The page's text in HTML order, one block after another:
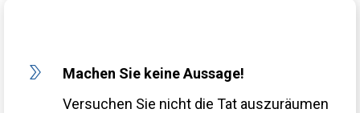
Machen Sie keine Aussage!
Versuchen Sie nicht die Tat auszuräumen